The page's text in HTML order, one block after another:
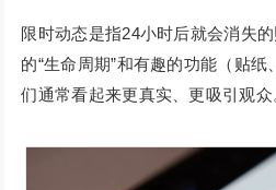
限时动态是指24小时后就会消失
的“生命周期”和有趣的功能（贴
们通常看起来更真实、更吸引观众